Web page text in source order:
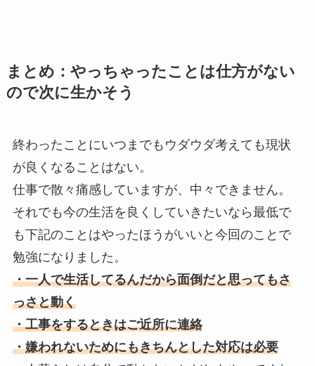
まとめ：やっちゃったことは仕方がない
ので次に生かそう
終わったことにいつまでもウダウダ考えても現状
が良くなることはない。
仕事で散々痛感していますが、中々できません。
それでも今の生活を良くしていきたいなら最低で
も下記のことはやったほうがいいと今回のことで
勉強になりました。
・一人で生活してるんだから面倒だと思ってもさ
っさと動く
・工事をするときはご近所に連絡
・嫌われないためにもきちんとした対応は必要